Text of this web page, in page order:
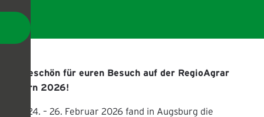
Dankeschön für euren Besuch auf der RegioAgrar
Bayern 2026!
Vom 24. – 26. Februar 2026 fand in Augsburg die